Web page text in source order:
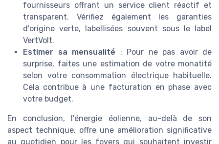
fournisseurs offrant un service client réactif et
transparent. Vérifiez également les garanties
d'origine verte, labellisées souvent sous le label
VertVolt.
Estimer sa mensualité : Pour ne pas avoir de
surprise, faites une estimation de votre monatité
selon votre consommation électrique habituelle.
Cela contribue à une facturation en phase avec
votre budget.
En conclusion, l'énergie éolienne, au-delà de son
aspect technique, offre une amélioration significative
au quotidien pour les foyers qui souhaitent investir